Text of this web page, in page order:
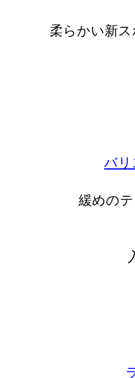
柔らかい新
バリ
緩めの